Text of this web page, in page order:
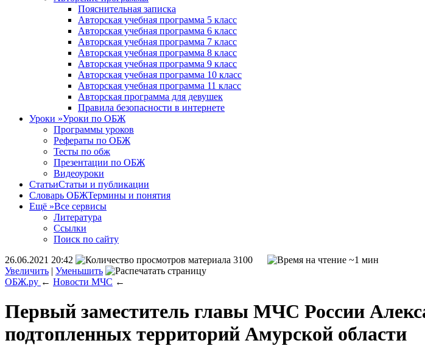
Пояснительная записка
Авторская учебная программа 5 класс
Авторская учебная программа 6 класс
Авторская учебная программа 7 класс
Авторская учебная программа 8 класс
Авторская учебная программа 9 класс
Авторская учебная программа 10 класс
Авторская учебная программа 11 класс
Авторская программа для девушек
Правила безопасности в интернете
Уроки »Уроки по ОБЖ
Программы уроков
Рефераты по ОБЖ
Тесты по обж
Презентации по ОБЖ
Видеоуроки
СтатьиСтатьи и публикации
Словарь ОБЖТермины и понятия
Ещё »Все сервисы
Литература
Ссылки
Поиск по сайту
26.06.2021 20:42
3100
~1 мин
Увеличить | Уменьшить
ОБЖ.ру ← Новости МЧС ←
Первый заместитель главы МЧС России
подтопленных территорий Амурской области